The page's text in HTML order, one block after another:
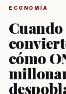
ECONOMÍA
Cuando
cómo